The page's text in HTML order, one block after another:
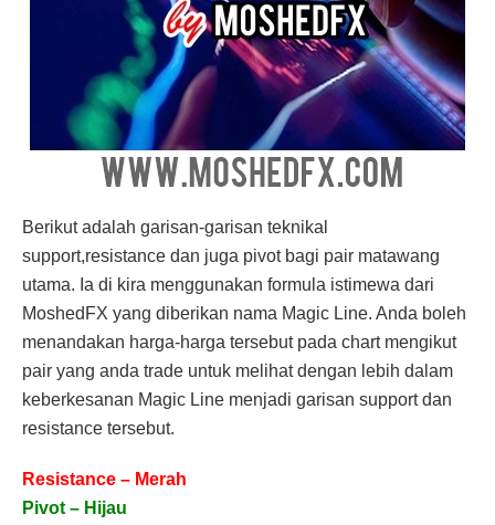
Berikut adalah garisan-garisan teknikal
support,resistance dan juga pivot bagi pair matawang
utama. Ia di kira menggunakan formula istimewa dari
MoshedFX yang diberikan nama Magic Line. Anda boleh
menandakan harga-harga tersebut pada chart mengikut
pair yang anda trade untuk melihat dengan lebih dalam
keberkesanan Magic Line menjadi garisan support dan
resistance tersebut.
Resistance – Merah
Pivot – Hijau